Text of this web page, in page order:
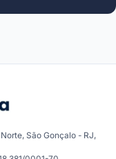
São Gonçalo - RJ,